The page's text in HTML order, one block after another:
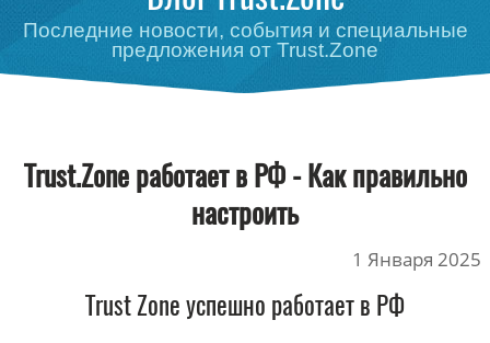
Последние новости, события и специальные
предложения от Trust.Zone
Trust.Zone работает в РФ - Как правильно
настроить
1 Января 2025
Trust Zone успешно работает в РФ